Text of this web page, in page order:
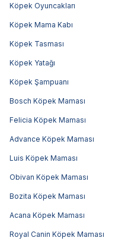
Köpek Oyuncakları
Köpek Mama Kabı
Köpek Tasması
Köpek Yatağı
Köpek Şampuanı
Bosch Köpek Maması
Felicia Köpek Maması
Advance Köpek Maması
Luis Köpek Maması
Obivan Köpek Maması
Bozita Köpek Maması
Acana Köpek Maması
Royal Canin Köpek Maması